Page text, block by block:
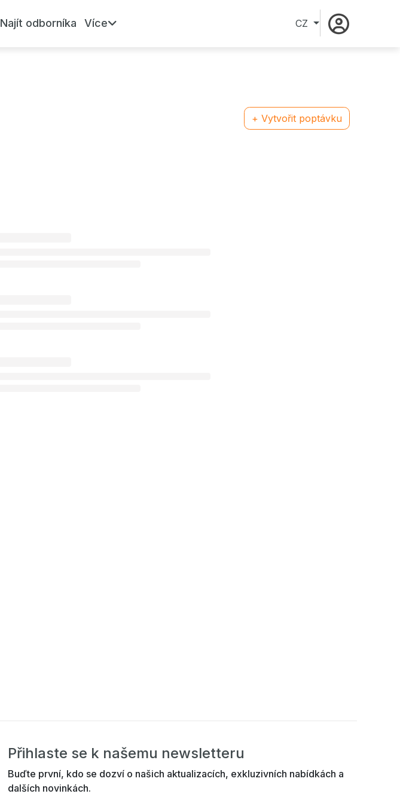
Najít odborníka Více CZ
+ Vytvořit poptávku
Přihlaste se k našemu newsletteru
Buďte první, kdo se dozví o našich aktualizacích, exkluzivních nabídkách a
dalších novinkách.